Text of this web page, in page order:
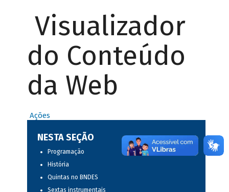
Visualizador
do Conteúdo
da Web
Ações
NESTA SEÇÃO
Programação
História
Quintas no BNDES
Sextas instrumentais